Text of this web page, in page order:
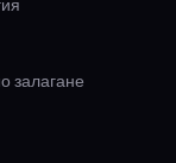
залагане